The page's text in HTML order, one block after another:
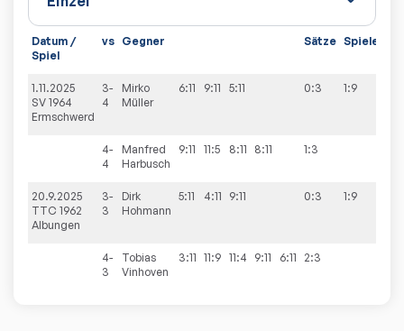
Datum /
Spiel
vs Gegner Sätze Spiele
1.11.2025
SV 1964
Ermschwerd
3-
4
Mirko
Müller
6:11 9:11 5:11 0:3 1:9
4-
4
Manfred
Harbusch
9:11 11:5 8:11 8:11 1:3
20.9.2025
TTC 1962
Albungen
3-
3
Dirk
Hohmann
5:11 4:11 9:11 0:3 1:9
4-
3
Tobias
Vinhoven
3:11 11:9 11:4 9:11 6:11 2:3